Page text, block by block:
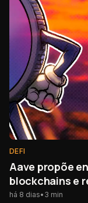
DEFI
Aave propõe
blockchains e
há 8 dias• 3 min